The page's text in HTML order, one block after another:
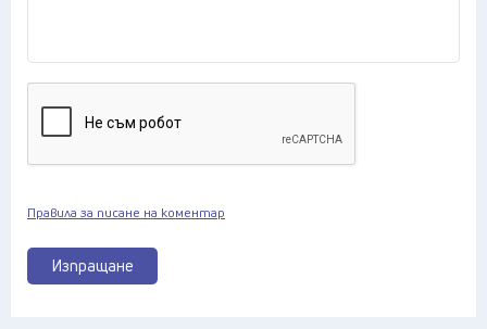
Изпращане
Правила за писане на коментар